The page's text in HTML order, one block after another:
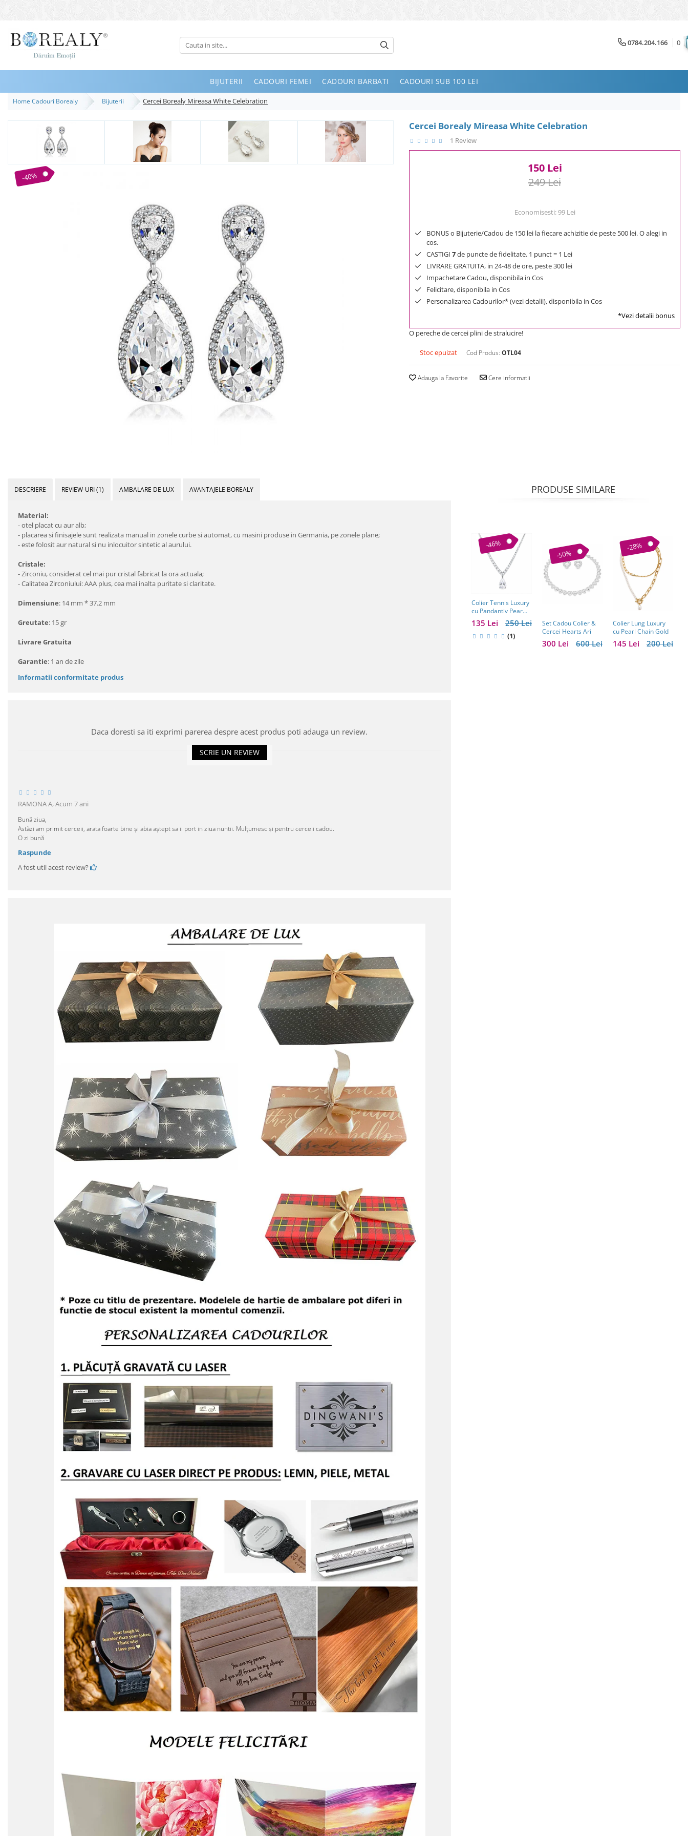
Bijuterii
Inele
Bratari
Destinatari
0784.204.166 0
BIJUTERII CADOURI FEMEI CADOURI BARBATI CADOURI SUB 100 LEI
Home Cadouri Borealy Bijuterii Cercei Borealy Mireasa White Celebration
Cercei Borealy Mireasa White Celebration
1 Review
-40%
150 Lei
249 Lei
Economisesti:99 Lei
BONUS o Bijuterie/Cadou de 150 lei la fiecare achizitie de peste 500 lei. O alegi in
cos.
CASTIGI 7de puncte de fidelitate. 1 punct = 1 Lei
LIVRARE GRATUITA, in 24-48 de ore, peste 300 lei
Impachetare Cadou, disponibila in Cos
Felicitare, disponibila in Cos
Personalizarea Cadourilor* (vezi detalii), disponibila in Cos
*Vezi detalii bonus
O pereche de cercei plini de stralucire!
Stoc epuizat Cod Produs: OTL04
Adauga la Favorite Cere informatii
DESCRIERE REVIEW-URI(1) AMBALARE DE LUX AVANTAJELE BOREALY
Material:
- otel placat cu aur alb;
- placarea si finisajele sunt realizata manual in zonele curbe si automat, cu masini produse in Germania, pe zonele plane;
- este folosit aur natural si nu inlocuitor sintetic al aurului.
Cristale:
- Zirconiu, considerat cel mai pur cristal fabricat la ora actuala;
- Calitatea Zirconiului: AAA plus, cea mai inalta puritate si claritate.
Dimensiune: 14 mm * 37.2 mm
Greutate: 15 gr
Livrare Gratuita
Garantie: 1 an de zile
Informatii conformitate produs
Daca doresti sa iti exprimi parerea despre acest produs poti adauga un review.
SCRIE UN REVIEW
RAMONA A,Acum 7 ani
Bună ziua,
Astăzi am primit cerceii, arata foarte bine și abia aștept sa ii port in ziua nuntii. Mulțumesc și pentru cerceii cadou.
O zi bună
Raspunde
A fost util acest review?
PRODUSE SIMILARE
-46%
Colier Tennis Luxury
cu Pandantiv Pear
Cut – Eleganță
Atemporală 250 Lei
135 Lei
(1)
-50%
Set Cadou Colier &
Cercei Hearts Ari
600 Lei
300 Lei
-28%
Colier Lung Luxury
cu Pearl Chain Gold
200 Lei
145 Lei